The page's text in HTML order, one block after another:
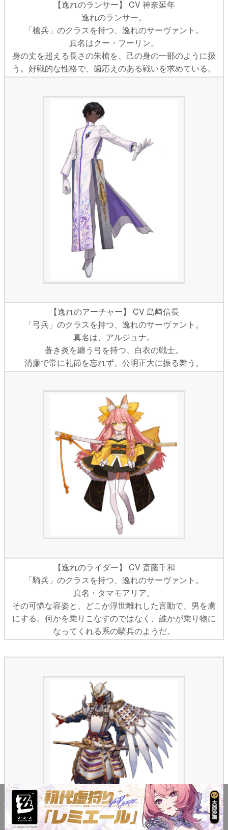
【逸れのランサー】 CV 神奈延年
逸れのランサー。
「槍兵」のクラスを持つ、逸れのサーヴァント。
真名はクー・フーリン。
身の丈を超える長さの朱槍を、己の身の一部のように扱
う。好戦的な性格で、歯応えのある戦いを求めている。
【逸れのアーチャー】 CV 島﨑信長
「弓兵」のクラスを持つ、逸れのサーヴァント。
真名は、アルジュナ。
蒼き炎を纏う弓を持つ、白衣の戦士。
清廉で常に礼節を忘れず、公明正大に振る舞う。
【逸れのライダー】 CV 斎藤千和
「騎兵」のクラスを持つ、逸れのサーヴァント。
真名・タマモアリア。
その可憐な容姿と、どこか浮世離れした言動で、男を虜
にする。何かを乗りこなすのではなく、誰かが乗り物に
なってくれる系の騎兵のようだ。